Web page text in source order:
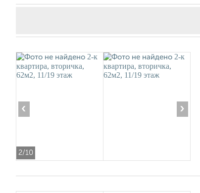
2/10
‹ ›